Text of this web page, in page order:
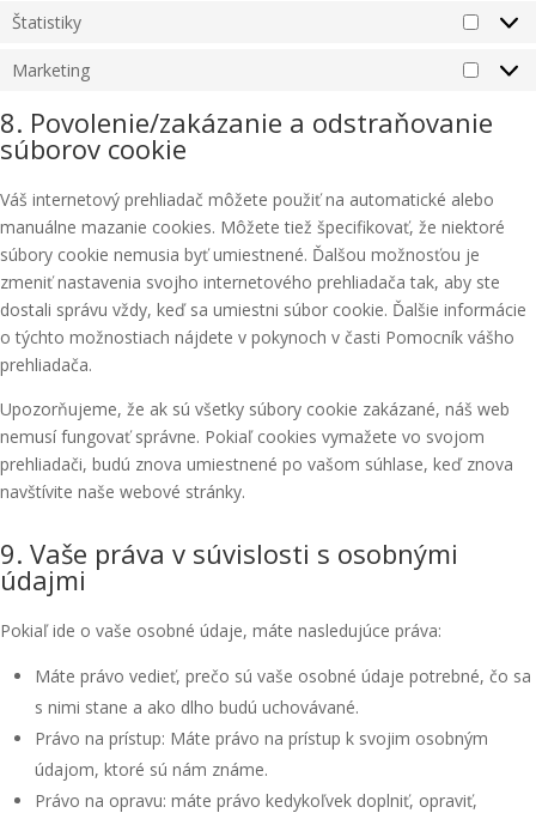
Štatistiky
Marketing
8. Povolenie/zakázanie a odstraňovanie
súborov cookie
Váš internetový prehliadač môžete použiť na automatické alebo
manuálne mazanie cookies. Môžete tiež špecifikovať, že niektoré
súbory cookie nemusia byť umiestnené. Ďalšou možnosťou je
zmeniť nastavenia svojho internetového prehliadača tak, aby ste
dostali správu vždy, keď sa umiestni súbor cookie. Ďalšie informácie
o týchto možnostiach nájdete v pokynoch v časti Pomocník vášho
prehliadača.
Upozorňujeme, že ak sú všetky súbory cookie zakázané, náš web
nemusí fungovať správne. Pokiaľ cookies vymažete vo svojom
prehliadači, budú znova umiestnené po vašom súhlase, keď znova
navštívite naše webové stránky.
9. Vaše práva v súvislosti s osobnými
údajmi
Pokiaľ ide o vaše osobné údaje, máte nasledujúce práva:
Máte právo vedieť, prečo sú vaše osobné údaje potrebné, čo sa
s nimi stane a ako dlho budú uchovávané.
Právo na prístup: Máte právo na prístup k svojim osobným
údajom, ktoré sú nám známe.
Právo na opravu: máte právo kedykoľvek doplniť, opraviť,